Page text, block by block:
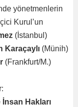
yönetmenlerin
Kurul’un
(İstanbul)
Karaçaylı (Münih)
(Frankfurt/M.)
Hakları